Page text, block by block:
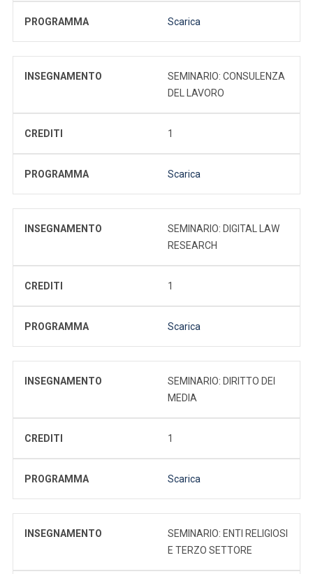
PROGRAMMA Scarica
INSEGNAMENTO
SEMINARIO: CONSULENZA
DEL LAVORO
CREDITI 1
PROGRAMMA Scarica
INSEGNAMENTO
SEMINARIO: DIGITAL LAW
RESEARCH
CREDITI 1
PROGRAMMA Scarica
INSEGNAMENTO
SEMINARIO: DIRITTO DEI
MEDIA
CREDITI 1
PROGRAMMA Scarica
INSEGNAMENTO
SEMINARIO: ENTI RELIGIOSI
E TERZO SETTORE